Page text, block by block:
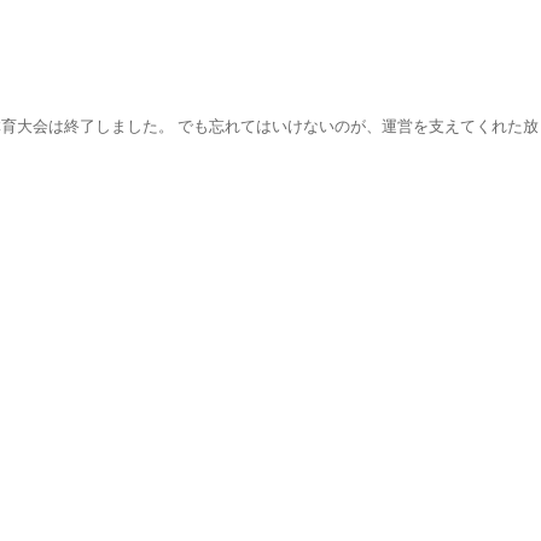
大会は終了しました。 でも忘れてはいけないのが、運営を支えてくれた放